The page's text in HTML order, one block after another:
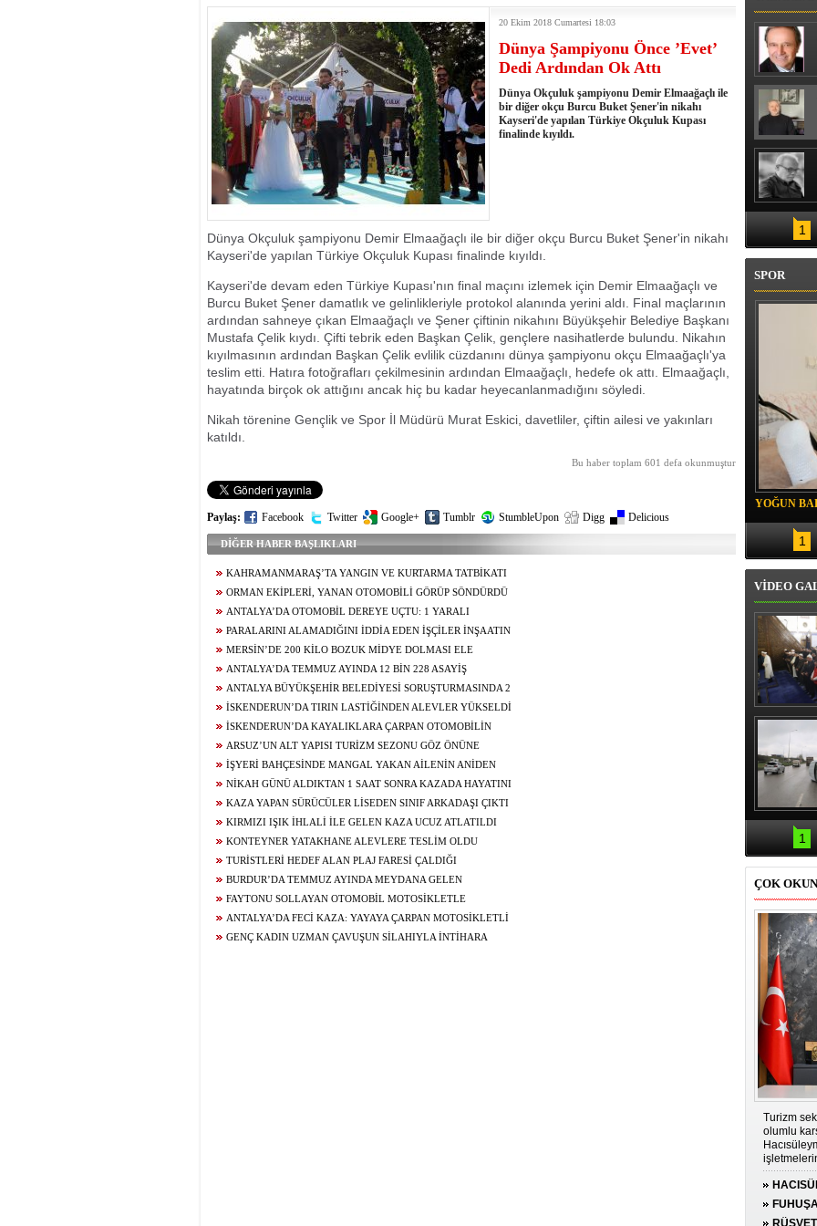
20 Ekim 2018 Cumartesi 18:03
Dünya Şampiyonu Önce ’Evet’
Dedi Ardından Ok Attı
Dünya Okçuluk şampiyonu Demir Elmaağaçlı ile
bir diğer okçu Burcu Buket Şener'in nikahı
Kayseri'de yapılan Türkiye Okçuluk Kupası
finalinde kıyıldı.
Dünya Okçuluk şampiyonu Demir Elmaağaçlı ile bir diğer okçu Burcu Buket Şener'in nikahı
Kayseri'de yapılan Türkiye Okçuluk Kupası finalinde kıyıldı.
Kayseri'de devam eden Türkiye Kupası'nın final maçını izlemek için Demir Elmaağaçlı ve
Burcu Buket Şener damatlık ve gelinlikleriyle protokol alanında yerini aldı. Final maçlarının
ardından sahneye çıkan Elmaağaçlı ve Şener çiftinin nikahını Büyükşehir Belediye Başkanı
Mustafa Çelik kıydı. Çifti tebrik eden Başkan Çelik, gençlere nasihatlerde bulundu. Nikahın
kıyılmasının ardından Başkan Çelik evlilik cüzdanını dünya şampiyonu okçu Elmaağaçlı'ya
teslim etti. Hatıra fotoğrafları çekilmesinin ardından Elmaağaçlı, hedefe ok attı. Elmaağaçlı,
hayatında birçok ok attığını ancak hiç bu kadar heyecanlanmadığını söyledi.
Nikah törenine Gençlik ve Spor İl Müdürü Murat Eskici, davetliler, çiftin ailesi ve yakınları
katıldı.
Bu haber toplam 601 defa okunmuştur
Paylaş: Facebook Twitter Google+ Tumblr StumbleUpon Digg Delicious
DİĞER HABER BAŞLIKLARI
KAHRAMANMARAŞ’TA YANGIN VE KURTARMA TATBİKATI
ORMAN EKİPLERİ, YANAN OTOMOBİLİ GÖRÜP SÖNDÜRDÜ
ANTALYA’DA OTOMOBİL DEREYE UÇTU: 1 YARALI
PARALARINI ALAMADIĞINI İDDİA EDEN İŞÇİLER İNŞAATIN
ÇATISINA ÇIKTI
MERSİN’DE 200 KİLO BOZUK MİDYE DOLMASI ELE
GEÇİRİLDİ
ANTALYA’DA TEMMUZ AYINDA 12 BİN 228 ASAYİŞ
OLAYININ YÜZDE 99,9’U AYDINLATILDI
ANTALYA BÜYÜKŞEHİR BELEDİYESİ SORUŞTURMASINDA 2
ŞÜPHELİ YENİDEN ADLİYEDE
İSKENDERUN’DA TIRIN LASTİĞİNDEN ALEVLER YÜKSELDİ
İSKENDERUN’DA KAYALIKLARA ÇARPAN OTOMOBİLİN
SÜRÜCÜSÜ YARALANDI
ARSUZ’UN ALT YAPISI TURİZM SEZONU GÖZ ÖNÜNE
ALINARAK GÜÇLENDİRİLİYOR
İŞYERİ BAHÇESİNDE MANGAL YAKAN AİLENİN ANİDEN
YOLA FIRLAYAN 2 YAŞINDAKİ ÇOCUĞU ÖLÜMDEN DÖNDÜ
NİKAH GÜNÜ ALDIKTAN 1 SAAT SONRA KAZADA HAYATINI
KAYBEDEN GENCİN AİLESİNDEN 29 GÜN SONRA GELEN
TAHLİYEYE TEPKİ
KAZA YAPAN SÜRÜCÜLER LİSEDEN SINIF ARKADAŞI ÇIKTI
KIRMIZI IŞIK İHLALİ İLE GELEN KAZA UCUZ ATLATILDI
KONTEYNER YATAKHANE ALEVLERE TESLİM OLDU
TURİSTLERİ HEDEF ALAN PLAJ FARESİ ÇALDIĞI
TELEFONUN GPRS DESTEKLİ TAKİP SİSTEMİ İLE YAKALANDI
BURDUR’DA TEMMUZ AYINDA MEYDANA GELEN
KAZALARDA 2 KİŞİ HAYATINI KAYBETTİ, 278 KİŞİ YARALANDI
FAYTONU SOLLAYAN OTOMOBİL MOTOSİKLETLE
ÇARPIŞTI: 16 YAŞINDAKİ SÜRÜCÜNÜN DURUMU AĞIR
ANTALYA’DA FECİ KAZA: YAYAYA ÇARPAN MOTOSİKLETLİ
HAYATINI KAYBETTİ
GENÇ KADIN UZMAN ÇAVUŞUN SİLAHIYLA İNTİHARA
1
SPOR
YOĞUN
1
VİDEO
Erbaş,
Veli
teravih
1
ÇOK
Turizm
olumlu
olduğunu
PRİMİ